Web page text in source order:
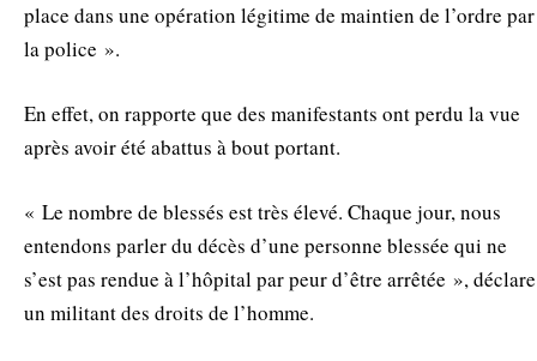
place dans une opération légitime de maintien de l’ordre par
la police ».
En effet, on rapporte que des manifestants ont perdu la vue
après avoir été abattus à bout portant.
« Le nombre de blessés est très élevé. Chaque jour, nous
entendons parler du décès d’une personne blessée qui ne
s’est pas rendue à l’hôpital par peur d’être arrêtée », déclare
un militant des droits de l’homme.